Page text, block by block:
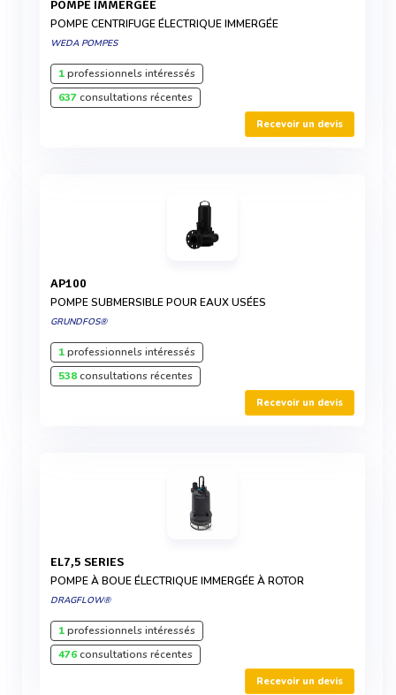
POMPE IMMERGÉE
POMPE CENTRIFUGE ÉLECTRIQUE IMMERGÉE
WEDA POMPES
1professionnels intéressés
637consultations récentes
Recevoir un devis
AP100
POMPE SUBMERSIBLE POUR EAUX USÉES
GRUNDFOS®
1professionnels intéressés
538consultations récentes
Recevoir un devis
EL7,5 SERIES
POMPE À BOUE ÉLECTRIQUE IMMERGÉE À ROTOR
DRAGFLOW®
1professionnels intéressés
476consultations récentes
Recevoir un devis